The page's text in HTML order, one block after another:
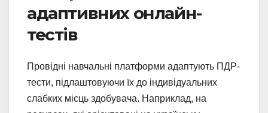
адаптивних онлайн-
тестів
Провідні навчальні платформи адаптують ПДР-
тести, підлаштовуючи їх до індивідуальних
слабких місць здобувача. Наприклад, на